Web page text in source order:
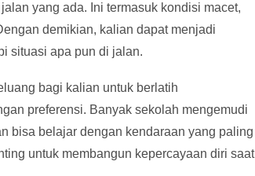
yang ada. Ini termasuk kondisi macet,
demikian, kalian dapat menjadi
situasi apa pun di jalan.
bagi kalian untuk berlatih
preferensi. Banyak sekolah mengemudi
bisa belajar dengan kendaraan yang paling
untuk membangun kepercayaan diri saat